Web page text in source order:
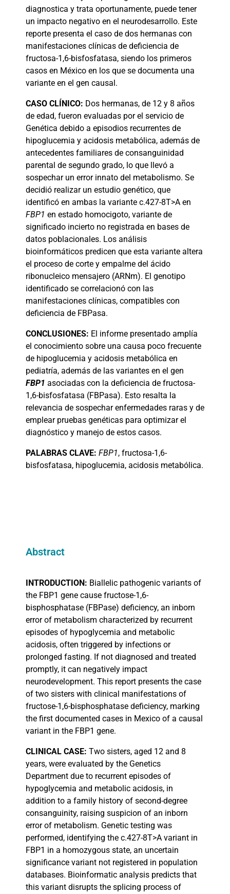
diagnostica y trata oportunamente, puede tener
un impacto negativo en el neurodesarrollo. Este
reporte presenta el caso de dos hermanas con
manifestaciones clínicas de deficiencia de
fructosa-1,6-bisfosfatasa, siendo los primeros
casos en México en los que se documenta una
variante en el gen causal.
CASO CLÍNICO: Dos hermanas, de 12 y 8 años
de edad, fueron evaluadas por el servicio de
Genética debido a episodios recurrentes de
hipoglucemia y acidosis metabólica, además de
antecedentes familiares de consanguinidad
parental de segundo grado, lo que llevó a
sospechar un error innato del metabolismo. Se
decidió realizar un estudio genético, que
identificó en ambas la variante c.427-8T>A en
FBP1 en estado homocigoto, variante de
significado incierto no registrada en bases de
datos poblacionales. Los análisis
bioinformáticos predicen que esta variante altera
el proceso de corte y empalme del ácido
ribonucleico mensajero (ARNm). El genotipo
identificado se correlacionó con las
manifestaciones clínicas, compatibles con
deficiencia de FBPasa.
CONCLUSIONES: El informe presentado amplía
el conocimiento sobre una causa poco frecuente
de hipoglucemia y acidosis metabólica en
pediatría, además de las variantes en el gen
FBP1 asociadas con la deficiencia de fructosa-
1,6-bisfosfatasa (FBPasa). Esto resalta la
relevancia de sospechar enfermedades raras y de
emplear pruebas genéticas para optimizar el
diagnóstico y manejo de estos casos.
PALABRAS CLAVE: FBP1, fructosa-1,6-
bisfosfatasa, hipoglucemia, acidosis metabólica.
Abstract
INTRODUCTION: Biallelic pathogenic variants of
the FBP1 gene cause fructose-1,6-
bisphosphatase (FBPase) deficiency, an inborn
error of metabolism characterized by recurrent
episodes of hypoglycemia and metabolic
acidosis, often triggered by infections or
prolonged fasting. If not diagnosed and treated
promptly, it can negatively impact
neurodevelopment. This report presents the case
of two sisters with clinical manifestations of
fructose-1,6-bisphosphatase deficiency, marking
the first documented cases in Mexico of a causal
variant in the FBP1 gene.
CLINICAL CASE: Two sisters, aged 12 and 8
years, were evaluated by the Genetics
Department due to recurrent episodes of
hypoglycemia and metabolic acidosis, in
addition to a family history of second-degree
consanguinity, raising suspicion of an inborn
error of metabolism. Genetic testing was
performed, identifying the c.427-8T>A variant in
FBP1 in a homozygous state, an uncertain
significance variant not registered in population
databases. Bioinformatic analysis predicts that
this variant disrupts the splicing process of